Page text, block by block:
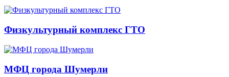
Физкультурный комплекс ГТО
МФЦ города Шумерли